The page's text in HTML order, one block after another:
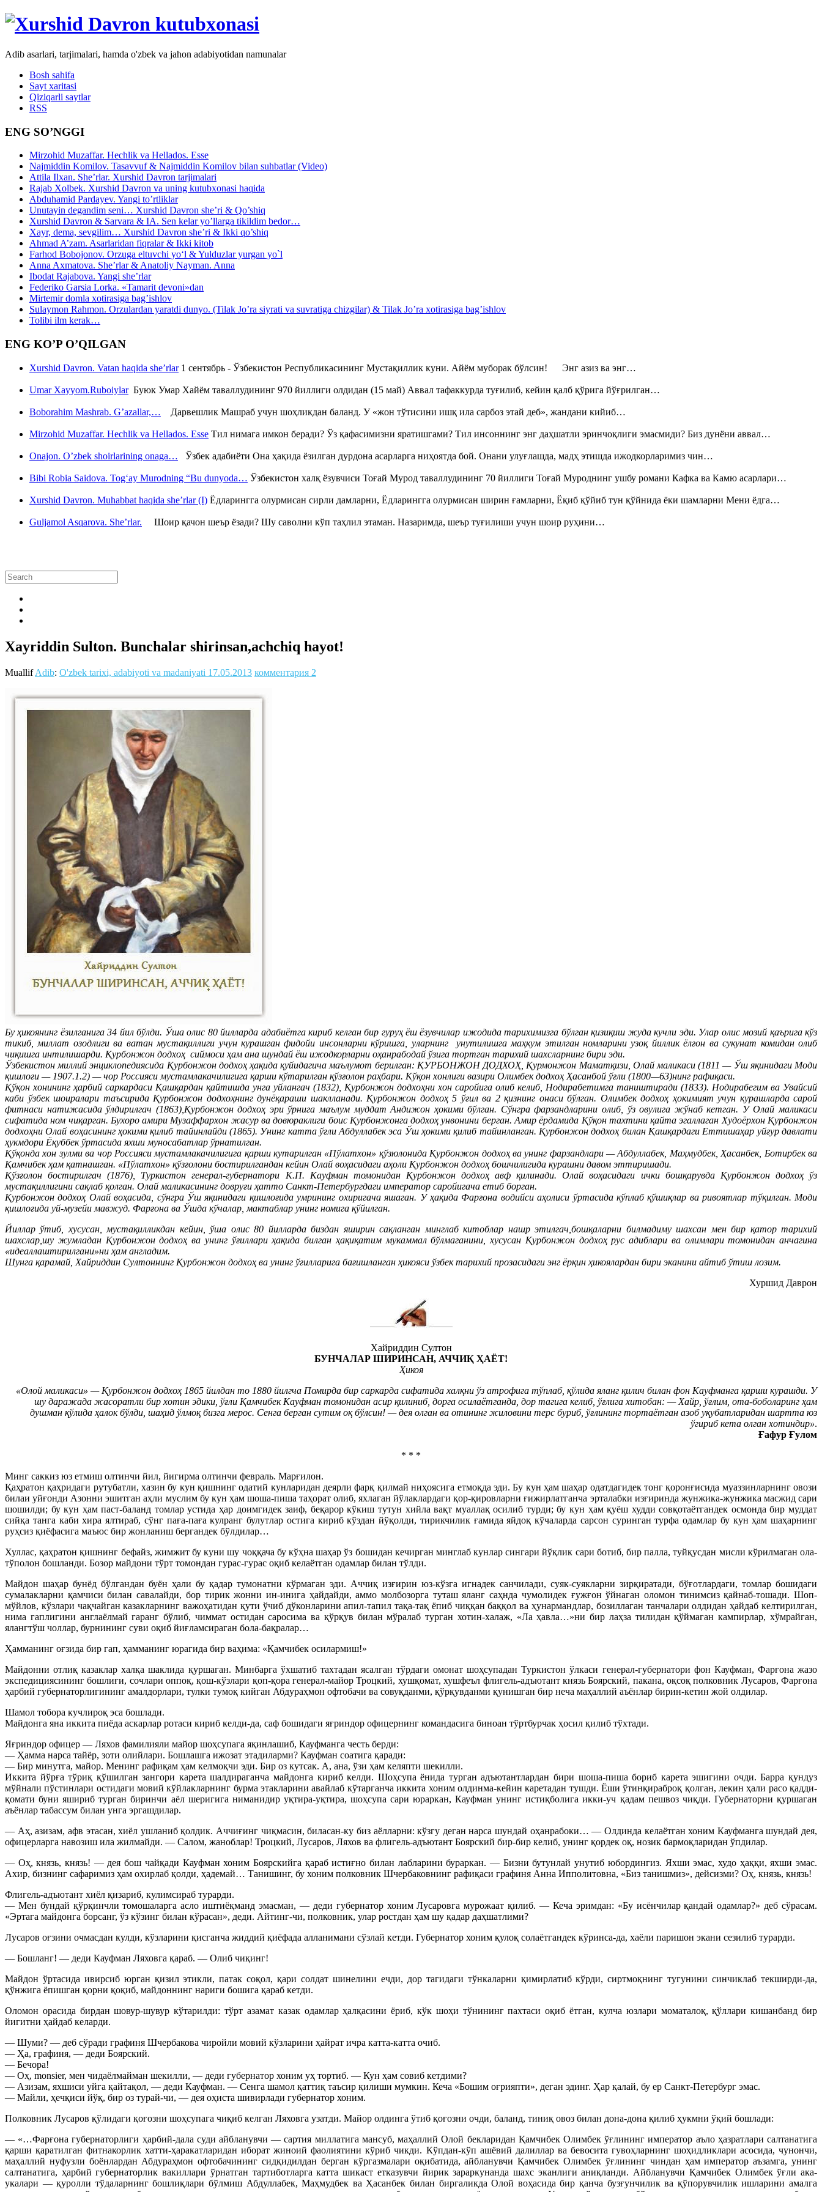
Adib asarlari, tarjimalari, hamda o'zbek va jahon adabiyotidan namunalar
Bosh sahifa
Sayt xaritasi
Qiziqarli saytlar
RSS
ENG SO’NGGI
Mirzohid Muzaffar. Hechlik va Hellados. Esse
Najmiddin Komilov. Tasavvuf & Najmiddin Komilov bilan suhbatlar (Video)
Attila Ilxan. She’rlar. Xurshid Davron tarjimalari
Rajab Xolbek. Xurshid Davron va uning kutubxonasi haqida
Abduhamid Pardayev. Yangi to’rtliklar
Unutayin degandim seni… Xurshid Davron she’ri & Qo’shiq
Xurshid Davron & Sarvara & IA. Sen kelar yo’llarga tikildim bedor…
Xayr, dema, sevgilim… Xurshid Davron she’ri & Ikki qo’shiq
Ahmad A’zam. Asarlaridan fiqralar & Ikki kitob
Farhod Bobojonov. Orzuga eltuvchi yo‘l & Yulduzlar yurgan yo`l
Anna Axmatova. She’rlar & Anatoliy Nayman. Anna
Ibodat Rajabova. Yangi she’rlar
Federiko Garsia Lorka. «Tamarit devoni»dan
Mirtemir domla xotirasiga bag’ishlov
Sulaymon Rahmon. Orzulardan yaratdi dunyo. (Tilak Jo’ra siyrati va suvratiga chizgilar) & Tilak Jo’ra xotirasiga bag’ishlov
Tolibi ilm kerak…
ENG KO’P O’QILGAN
Xurshid Davron. Vatan haqida she’rlar1 сентябрь - Ўзбекистон Республикасининг Мустақиллик куни. Айём муборак бўлсин! Энг азиз ва энг…
Umar Xayyom.RuboiylarБуюк Умар Хайём таваллудининг 970 йиллиги олдидан (15 май) Аввал тафаккурда туғилиб, кейин қалб қўрига йўғрилган…
Boborahim Mashrab. G’azallar,… Дарвешлик Машраб учун шоҳликдан баланд. У «жон тўтисини ишқ ила сарбоз этай деб», жандани кийиб…
Mirzohid Muzaffar. Hechlik va Hellados. Esse Тил нимага имкон беради? Ўз қафасимизни яратишгами? Тил инсоннинг энг даҳшатли эринчоқлиги эмасмиди? Биз дунёни аввал…
Onajon. O’zbek shoirlarining onaga… Ўзбек адабиёти Она ҳақида ёзилган дурдона асарларга ниҳоятда бой. Онани улуғлашда, мадҳ этишда ижодкорларимиз чин…
Bibi Robia Saidova. Tog‘ay Murodning “Bu dunyoda… Ўзбекистон халқ ёзувчиси Тоғай Мурод таваллудининг 70 йиллиги Тоғай Муроднинг ушбу романи Кафка ва Камю асарлари…
Xurshid Davron. Muhabbat haqida she’rlar (I) Ёдларингга олурмисан сирли дамларни, Ёдларингга олурмисан ширин ғамларни, Ёқиб қўйиб тун қўйнида ёки шамларни Мени ёдга…
Guljamol Asqarova. She’rlar. Шоир қачон шеър ёзади? Шу саволни кўп таҳлил этаман. Назаримда, шеър туғилиши учун шоир руҳини…
Xayriddin Sulton. Bunchalar shirinsan,achchiq hayot!
MuallifAdib: O'zbek tarixi, adabiyoti va madaniyati 17.05.2013 комментария 2
Бу ҳикоянинг ёзилганига 34 йил бўлди. Ўша олис 80 йилларда адабиётга кириб келган бир гуруҳ ёш ёзувчилар ижодида тарихимизга бўлган қизиқиш жуда кучли эди. Улар олис мозий қаърига кўз
тикиб, миллат озодлиги ва ватан мустақиллиги учун курашган фидойи инсонларни кўришга, уларнинг унутилишга маҳкум этилган номларини узоқ йиллик ёлғон ва сукунат комидан олиб
чиқишга интилишарди. Қурбонжон додхоҳ сиймоси ҳам ана шундай ёш ижодкорларни оҳанрабодай ўзига тортган тарихий шахсларнинг бири эди.
Ўзбекистон миллий энциклопедиясида Қурбонжон додхоҳ ҳақида қуйидагича маълумот берилган: ҚУРБОНЖОН ДОДХОҲ, Қурмонжон Маматқизи, Олай маликаси (1811 — Ўш яқинидаги Моди
қишлоғи — 1907.1.2) — чор Россияси мустамлакачилигига қарши кўтарилган қўзғолон раҳбари. Кўқон хонлиги вазири Олимбек додхоҳ Ҳасанбой ўғли (1800—63)нинг рафиқаси.
Қўқон хонининг ҳарбий саркардаси Қашқардан қайтишда унга уйлангач (1832), Қурбонжон додхоҳни хон саройига олиб келиб, Нодирабетимга таништиради (1833). Нодирабегим ва Увайсий
каби ўзбек шоиралари таъсирида Қурбонжон додхоҳнинг дунёқараши шаклланади. Қурбонжон додхоҳ 5 ўғил ва 2 қизнинг онаси бўлган. Олимбек додхоҳ ҳокимият учун курашларда сарой
фитнаси натижасида ўлдирилгач (1863),Қурбонжон додхоҳ эри ўрнига маълум муддат Андижон ҳокими бўлган. Сўнгра фарзандларини олиб, ўз овулига жўнаб кетган. У Олай маликаси
сифатида ном чиқарган. Бухоро амири Музаффархон жасур ва довюраклиги боис Қурбонжонга додхоҳ унвонини берган. Амир ёрдамида Қўқон тахтини қайта эгаллаган Худоёрхон Қурбонжон
додхоҳни Олай воҳасининг ҳокими қилиб тайинлайди (1865). Унинг катта ўғли Абдуллабек эса Ўш ҳокими қилиб тайинланган. Қурбонжон додхоҳ билан Қашқардаги Еттишаҳар уйғур давлати
ҳукмдори Ёқуббек ўртасида яхши муносабатлар ўрнатилган.
Қўқонда хон зулми ва чор Россияси мустамлакачилигига қарши кутарилган «Пўлатхон» қўзюлонида Қурбонжон додхоҳ ва унинг фарзандлари — Абдуллабек, Маҳмудбек, Ҳасанбек, Ботирбек ва
Қамчибек ҳам қатнашган. «Пўлатхон» қўзғолони бостирилгандан кейин Олай воҳасидаги аҳоли Қурбонжон додхоҳ бошчилигида курашни давом эттиришади.
Қўзғолон бостирилгач (1876), Туркистон генерал-губернатори К.П. Кауфман томонидан Қурбонжон додхоҳ авф қилинади. Олай воҳасидаги ички бошқарувда Қурбонжон додхоҳ ўз
мустақиллигини сақлаб қолган. Олай маликасининг довруғи ҳатто Санкт-Петербургдаги император саройигача етиб борган.
Қурбонжон додхоҳ Олай воҳасида, сўнгра Ўш яқинидаги қишлоғида умрининг охиригача яшаган. У ҳақида Фарғона водийси аҳолиси ўртасида кўплаб қўшиқлар ва ривоятлар тўқилган. Моди
қишлоғида уй-музейи мавжуд. Фарғона ва Ўшда кўчалар, мактаблар унинг номига қўйилган.
Йиллар ўтиб, хусусан, мустақилликдан кейин, ўша олис 80 йилларда биздан яширин сақланган минглаб китоблар нашр этилгач,бошқаларни билмадиму шахсан мен бир қатор тарихий
шахслар,шу жумладан Қурбонжон додхоҳ ва унинг ўғиллари ҳақида билган ҳақиқатим мукаммал бўлмаганини, хусусан Қурбонжон додхоҳ рус адиблари ва олимлари томонидан анчагина
«идеаллаштирилгани»ни ҳам англадим.
Шунга қарамай, Хайриддин Султоннинг Қурбонжон додхоҳ ва унинг ўғилларига бағишланган ҳикояси ўзбек тарихий прозасидаги энг ёрқин ҳикоялардан бири эканини айтиб ўтиш лозим.
Хуршид Даврон
Хайриддин Султон
БУНЧАЛАР ШИРИНСАН, АЧЧИҚ ҲАЁТ!
Ҳикоя
«Олой маликаси» — Қурбонжон додхоҳ 1865 йилдан то 1880 йилгча Помирда бир саркарда сифатида халқни ўз атрофига тўплаб, қўлида яланг қилич билан фон Кауфманга қарши курашди. У
шу даражада жасоратли бир хотин эдики, ўғли Қамчибек Кауфман томонидан асир қилиниб, дорга осилаётганда, дор тагига келиб, ўғлига хитобан: — Хайр, ўғлим, ота-боболаринг ҳам
душман қўлида ҳалок бўлди, шаҳид ўлмоқ бизга мерос. Сенга берган сутим оқ бўлсин! — дея олган ва отининг жиловини терс буриб, ўғлининг тортаётган азоб уқубатларидан шартта юз
ўгириб кета олган хотиндир».
Ғафур Ғулом
* * *
Минг саккиз юз етмиш олтинчи йил, йигирма олтинчи февраль. Марғилон.
Қаҳратон қаҳридаги рутубатли, хазин бу кун қишнинг одатий кунларидан деярли фарқ қилмай ниҳоясига етмоқда эди. Бу кун ҳам шаҳар одатдагидек тонг қоронғисида муаззинларнинг овози
билаи уйғонди Азонни эшитган аҳли муслим бу кун ҳам шоша-пиша таҳорат олиб, яхлаган йўлаклардаги қор-қировларни ғижирлатганча эрталабки изғиринда жунжика-жунжика масжид сари
шошилди; бу кун ҳам паст-баланд томлар устида ҳар доимгидек заиф, беқарор кўкиш тутун хийла вақт муаллақ осилиб турди; бу кун ҳам қуёш худди совқотаётгандек осмонда бир муддат
сийқа танга каби хира ялтираб, сўнг паға-паға кулранг булутлар остига кириб кўздан йўқолди, тирикчилик ғамида яйдоқ кўчаларда сарсон суринган турфа одамлар бу кун ҳам шаҳарнинг
руҳсиз қиёфасига маъюс бир жонланиш бергандек бўлдилар…
Хуллас, қаҳратон қишнинг бефайз, жимжит бу куни шу чоққача бу кўҳна шаҳар ўз бошидан кечирган минглаб кунлар сингари йўқлик сари ботиб, бир палла, туйқусдан мисли кўрилмаган ола-
тўполон бошланди. Бозор майдони тўрт томондан гурас-гурас оқиб келаётган одамлар билан тўлди.
Майдон шаҳар бунёд бўлгандан буён ҳали бу қадар тумонатни кўрмаган эди. Аччиқ изғирин юз-кўзга игнадек санчилади, суяк-суякларни зирқиратади, бўғотлардаги, томлар бошидаги
сумалакларни қамчиси билан савалайди, бор тирик жонни ин-инига ҳайдайди, аммо молбозорга туташ яланг саҳнда чумолидек ғужғон ўйнаган оломон тинимсиз қайнаб-тошади. Шоп-
мўйлов, кўзлари чақчайган казакларнинг важоҳатидан қути ўчиб дўконларини апил-тапил тақа-тақ ёпиб чиққан баққол ва ҳунармандлар, бозиллаган танчалари олдидан ҳайдаб келтирилган,
нима гаплигини англаёлмай гаранг бўлиб, чиммат остидан саросима ва қўрқув билан мўралаб турган хотин-халаж, «Ла ҳавла…»ни бир лаҳза тилидан қўймаган кампирлар, хўмрайган,
ялангтўш чоллар, бурнининг суви оқиб йиғламсираган бола-бақралар…
Ҳамманинг оғзида бир гап, ҳамманинг юрагида бир ваҳима: «Қамчибек осилармиш!»
Майдонни отлиқ казаклар халқа шаклида қуршаган. Минбарга ўхшатиб тахтадан ясалган тўрдаги омонат шоҳсупадан Туркистон ўлкаси генерал-губернатори фон Кауфман, Фарғона жазо
экспедициясининг бошлиғи, сочлари оппоқ, қош-кўзлари қоп-қора генерал-майор Троцкий, хушқомат, хушфеъл флигель-адъютант князь Боярский, пакана, оқсоқ полковник Лусаров, Фарғона
ҳарбий губернаторлигининг амалдорлари, тулки тумоқ кийган Абдураҳмон офтобачи ва совуқданми, қўрқувданми қунишган бир неча маҳаллий аъёнлар бирин-кетин жой олдилар.
Шамол тобора кучлироқ эса бошлади.
Майдонга яна иккита пиёда аскарлар ротаси кириб келди-да, саф бошидаги яғриндор офицернинг командасига биноан тўртбурчак ҳосил қилиб тўхтади.
Яғриндор офицер — Ляхов фамилияли майор шоҳсупага яқинлашиб, Кауфманга честь берди:
— Ҳамма нарса тайёр, зоти олийлари. Бошлашга ижозат этадиларми? Кауфман соатига қаради:
— Бир минутга, майор. Менинг рафиқам ҳам келмоқчи эди. Бир оз кутсак. А, ана, ўзи ҳам келяпти шекилли.
Иккита йўрға тўриқ қўшилган зангори карета шалдираганча майдонга кириб келди. Шоҳсупа ёнида турган адъютантлардан бири шоша-пиша бориб карета эшигини очди. Барра қундуз
мўйнали пўстинлари остидаги мовий кўйлакларнинг бурма этакларини авайлаб кўтарганча иккита хоним олдинма-кейин каретадан тушди. Ёши ўтинқираброқ қолган, лекин ҳали расо қадди-
қомати буни яшириб турган биринчи аёл шеригига ниманидир уқтира-уқтира, шоҳсупа сари юраркан, Кауфман унинг истиқболига икки-уч қадам пешвоз чиқди. Губернаторни қуршаган
аъёнлар табассум билан унга эргашдилар.
— Аҳ, азизам, афв этасан, хиёл ушланиб қолдик. Аччиғинг чиқмасин, биласан-ку биз аёлларни: кўзгу деган нарса шундай оҳанрабоки… — Олдинда келаётган хоним Кауфманга шундай дея,
офицерларга навозиш ила жилмайди. — Салом, жаноблар! Троцкий, Лусаров, Ляхов ва флигель-адъютант Боярский бир-бир келиб, унинг қордек оқ, нозик бармоқларидан ўпдилар.
— Оҳ, князь, князь! — дея бош чайқади Кауфман хоним Боярскийга қараб истиғно билан лабларини бураркан. — Бизни бутунлай унутиб юбордингиз. Яхши эмас, худо ҳаққи, яхши эмас.
Ахир, бизнинг сафаримиз ҳам охирлаб қолди, ҳадемай… Танишинг, бу хоним полковник Шчербаковнинг рафиқаси графиня Анна Ипполитовна, «Биз танишмиз», дейсизми? Оҳ, князь, князь!
Флигель-адъютант хиёл қизариб, кулимсираб турарди.
— Мен бундай қўрқинчли томошаларга асло иштиёқманд эмасман, — деди губернатор хоним Лусаровга мурожаат қилиб. — Кеча эримдан: «Бу исёнчилар қандай одамлар?» деб сўрасам.
«Эртага майдонга борсанг, ўз кўзинг билан кўрасан», деди. Айтинг-чи, полковник, улар ростдан ҳам шу қадар даҳшатлими?
Лусаров оғзини очмасдан кулди, кўзларини қисганча жиддий қиёфада алланимани сўзлай кетди. Губернатор хоним қулоқ солаётгандек кўринса-да, хаёли паришон экани сезилиб турарди.
— Бошланг! — деди Кауфман Ляховга қараб. — Олиб чиқинг!
Майдон ўртасида ивирсиб юрган қизил этикли, патак соқол, қари солдат шинелини ечди, дор тагидаги тўнкаларни қимирлатиб кўрди, сиртмоқнинг тугунини синчиклаб текширди-да,
қўнжига ёпишган қорни қоқиб, майдоннинг нариги бошига қараб кетди.
Оломон орасида бирдан шовур-шувур кўтарилди: тўрт азамат казак одамлар ҳалқасини ёриб, кўк шоҳи тўнининг пахтаси оқиб ётган, кулча юзлари моматалоқ, қўллари кишанбанд бир
йигитни ҳайдаб келарди.
— Шуми? — деб сўради графиня Шчербакова чиройли мовий кўзларини ҳайрат ичра катта-катта очиб.
— Ҳа, графиня, — деди Боярский.
— Бечора!
— Оҳ, monsier, мен чидаёлмайман шекилли, — деди губернатор хоним уҳ тортиб. — Кун ҳам совиб кетдими?
— Азизам, яхшиси уйга қайтақол, — деди Кауфман. — Сенга шамол қаттиқ таъсир қилиши мумкин. Кеча «Бошим оғрияпти», деган эдинг. Ҳар қалай, бу ер Санкт-Петербург эмас.
— Майли, ҳечқиси йўқ, бир оз турай-чи, — дея оҳиста шивирлади губернатор хоним.
Полковник Лусаров қўлидаги қоғозни шоҳсупага чиқиб келган Ляховга узатди. Майор олдинга ўтиб қоғозни очди, баланд, тиниқ овоз билан дона-дона қилиб ҳукмни ўқий бошлади:
— «…Фарғона губернаторлиги ҳарбий-дала суди айбланувчи — сартия миллатига мансуб, маҳаллий Олой бекларидан Қамчибек Олимбек ўғлининг император аъло ҳазратлари салтанатига
қарши қаратилган фитнакорлик хатти-ҳаракатларидан иборат жиноий фаолиятини кўриб чикди. Кўпдан-кўп ашёвий далиллар ва бевосита гувоҳларнинг шоҳидликлари асосида, чунончи,
маҳаллий нуфузли боёнлардан Абдураҳмон офтобачининг сидқидилдан берган кўргазмалари оқибатида, айбланувчи Қамчибек Олимбек ўғлининг чиндан ҳам император аъзамга, унинг
салтанатига, ҳарбий губернаторлик вакиллари ўрнатган тартиботларга катта шикаст етказувчи йирик зараркунанда шахс эканлиги аниқланди. Айбланувчи Қамчибек Олимбек ўғли ака-
укалари — қуролли тўдаларнинг бошлиқлари бўлмиш Абдуллабек, Маҳмудбек ва Ҳасанбек билан биргаликда Олой воҳасида бир қанча бузғунчилик ва қўпорувчилик ишларини амалга